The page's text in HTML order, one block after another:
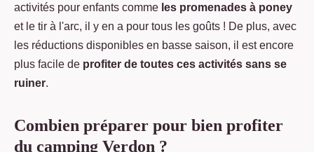
activités pour enfants comme les promenades à poney
et le tir à l'arc, il y en a pour tous les goûts ! De plus, avec
les réductions disponibles en basse saison, il est encore
plus facile de profiter de toutes ces activités sans se
ruiner.
Combien préparer pour bien profiter
du camping Verdon ?